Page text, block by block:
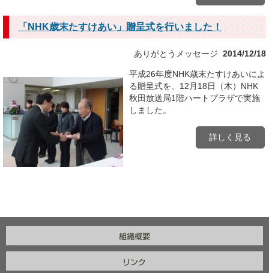
「NHK歳末たすけあい」贈呈式を行いました！
ありがとうメッセージ 2014/12/18
平成26年度NHK歳末たすけあいによ
る贈呈式を、12月18日（木）NHK
秋田放送局1階ハートプラザで実施
しました。
詳しく見る